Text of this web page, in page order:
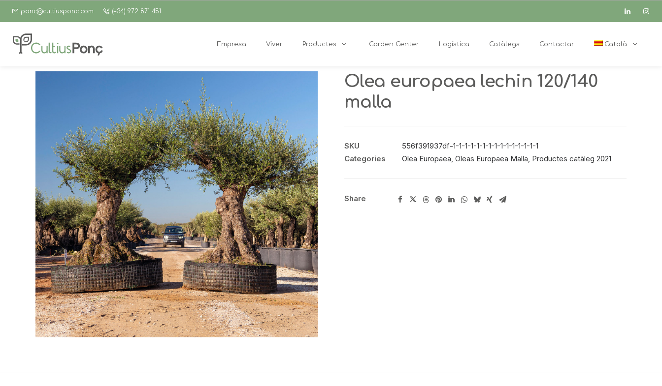
ponc@cultiusponc.com (+34) 972 871 451
Empresa Viver Productes Garden Center Logística Catàlegs Contactar Català
Olea europaea lechin 120/140
malla
SKU
556f391937df-1-1-1-1-1-1-1-1-1-1-1-1-1-1-1
Categories
Olea Europaea, Oleas Europaea Malla, Productes catàleg 2021
Share